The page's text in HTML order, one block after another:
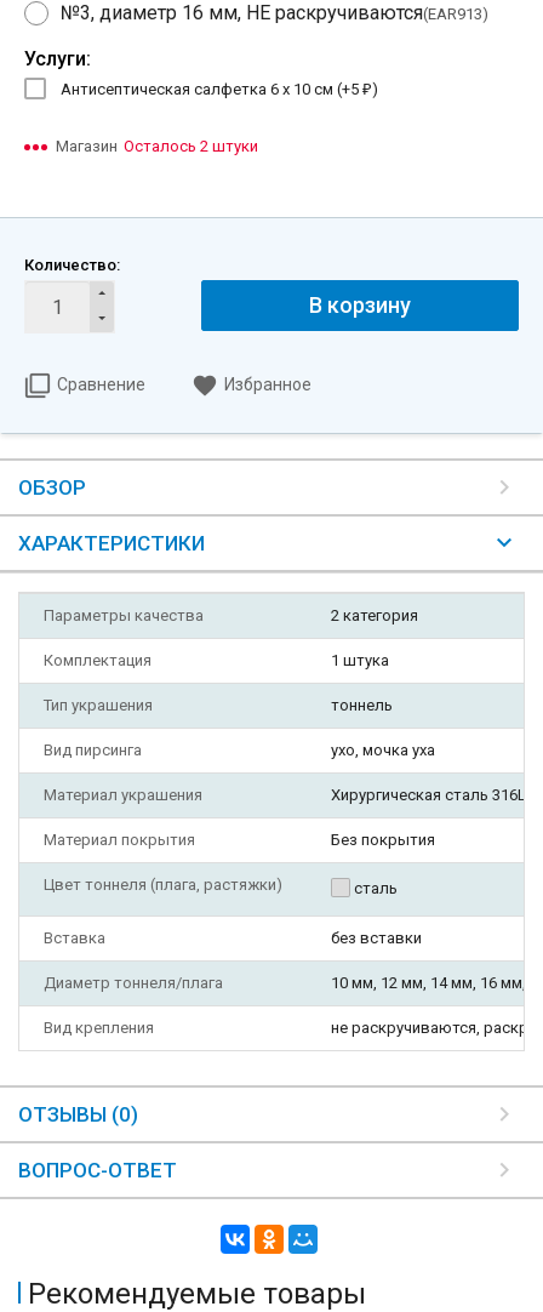
№3, диаметр 16 мм, НЕ раскручиваются(EAR913)
Услуги:
Антисептическая салфетка 6 х 10 см (+5 ₽)
Магазин Осталось 2 штуки
Количество:
В корзину
Сравнение Избранное
ОБЗОР
ХАРАКТЕРИСТИКИ
Параметры качества 2 категория
Комплектация 1 штука
Тип украшения тоннель
Вид пирсинга ухо, мочка уха
Материал украшения Хирургическая сталь 316L
Материал покрытия Без покрытия
Цвет тоннеля (плага, растяжки) сталь
Вставка без вставки
Диаметр тоннеля/плага 10 мм, 12 мм, 14 мм, 16 мм,
Вид крепления не раскручиваются,
ОТЗЫВЫ (0)
ВОПРОС-ОТВЕТ
Рекомендуемые товары